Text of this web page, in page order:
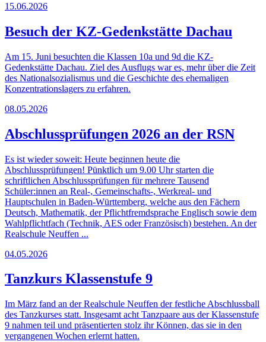
15.06.2026
Besuch der KZ-Gedenkstätte Dachau
Am 15. Juni besuchten die Klassen 10a und 9d die KZ-
Gedenkstätte Dachau. Ziel des Ausflugs war es, mehr über die Zeit
des Nationalsozialismus und die Geschichte des ehemaligen
Konzentrationslagers zu erfahren.
08.05.2026
Abschlussprüfungen 2026 an der RSN
Es ist wieder soweit: Heute beginnen heute die
Abschlussprüfungen! Pünktlich um 9.00 Uhr starten die
schriftlichen Abschlussprüfungen für mehrere Tausend
Schüler:innen an Real-, Gemeinschafts-, Werkreal- und
Hauptschulen in Baden-Württemberg, welche aus den Fächern
Deutsch, Mathematik, der Pflichtfremdsprache Englisch sowie dem
Wahlpflichtfach (Technik, AES oder Französisch) bestehen. An der
Realschule Neuffen ...
04.05.2026
Tanzkurs Klassenstufe 9
Im März fand an der Realschule Neuffen der festliche Abschlussball
des Tanzkurses statt. Insgesamt acht Tanzpaare aus der Klassenstufe
9 nahmen teil und präsentierten stolz ihr Können, das sie in den
vergangenen Wochen erlernt hatten.